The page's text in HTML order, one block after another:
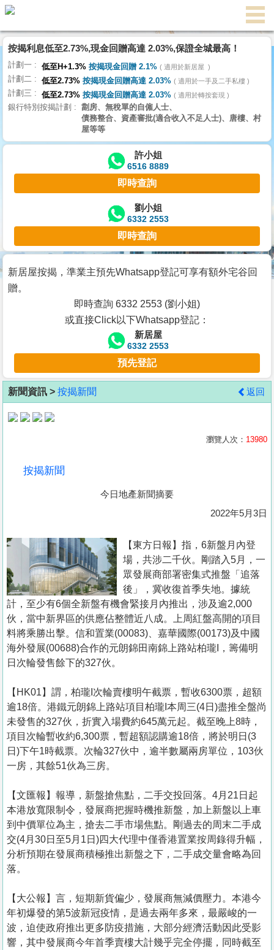
代
理
主
頁
搵
樓/
交
業
主
宅
谷
按
客
地
產
業
手
冊
關
於
我
們
按揭利息低至2.73%,現金回贈高達 2.03%,保證全城最高！
計劃一 低至H+1.3% 按揭現金回贈 2.1% 適用於新居屋
計劃二 低至2.73% 按揭現金回贈高達 2.03% 適用於一手及二手私樓
計劃三 低至2.73% 按揭現金回贈高達 2.03% 適用於轉按套現
銀行特別按揭計劃
劏房、無稅單的自僱人士、
債務整合、資產審批(適合收入不足人士)、唐樓、村
屋等等
許小姐
6516 8889
即時查詢
劉小姐
6332 2553
即時查詢
新居屋按揭，準業主預先Whatsapp登記可享有額外宅谷回
贈。
即時查詢 6332 2553 (劉小姐)
或直接Click以下Whatsapp登記：
新居屋
6332 2553
預先登記
新聞資訊 > 按揭新聞 返回
瀏覽人次： 13980
按揭新聞
今日地產新聞摘要
2022年5月3日
【東方日報】指，6新盤月內登
場，共涉二千伙。剛踏入5月，一
眾發展商部署密集式推盤「追落
後」，冀收復首季失地。據統
計，至少有6個全新盤有機會緊接月內推出，涉及逾2,000
伙，當中新界區的供應佔整體近八成。上周紅盤高開的項目
料將乘勝出擊。信和置業(00083)、嘉華國際(00173)及中國
海外發展(00688)合作的元朗錦田南錦上路站柏瓏I，籌備明
日次輪發售餘下的327伙。
【HK01】謂，柏瓏I次輪賣樓明午截票，暫收6300票，超額
逾18倍。港鐵元朗錦上路站項目柏瓏I本周三(4日)盡推全盤尚
未發售的327伙，折實入場費約645萬元起。截至晚上8時，
項目次輪暫收約6,300票，暫超額認購逾18倍，將於明日(3
日)下午1時截票。次輪327伙中，逾半數屬兩房單位，103伙
一房，其餘51伙為三房。
【文匯報】報導，新盤搶焦點，二手交投回落。4月21日起
本港放寬限制令，發展商把握時機推新盤，加上新盤以上車
到中價單位為主，搶去二手市場焦點。剛過去的周末二手成
交(4月30日至5月1日)四大代理中僅香港置業按周錄得升幅，
分析預期在發展商積極推出新盤之下，二手成交量會略為回
落。
【大公報】言，短期新貨偏少，發展商無減價壓力。本港今
年初爆發的第5波新冠疫情，是過去兩年多來，最嚴峻的一
波，迫使政府推出更多防疫措施，大部分經濟活動因此受影
響，其中發展商今年首季賣樓大計幾乎完全停擺，同時截至